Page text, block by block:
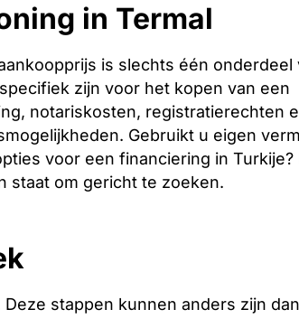
in Termal
is slechts één onderdeel
zijn voor het kopen van een
notariskosten, registratierechten
Gebruikt u eigen
voor een financiering in Turkije?
staat om gericht te zoeken.
stappen kunnen anders zijn